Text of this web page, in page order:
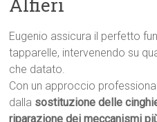
Alfieri
Eugenio assicura il perfetto
tapparelle, intervenendo su
che datato.
Con un approccio
dalla sostituzione delle
riparazione dei meccanismi